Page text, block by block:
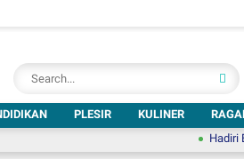
PLESIR KULINER
Hadiri Emparty